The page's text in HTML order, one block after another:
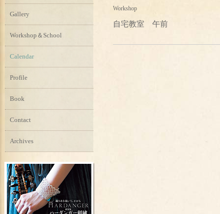
Workshop
自宅教室 午前
Gallery
Workshop＆School
Calendar
Profile
Book
Contact
Archives